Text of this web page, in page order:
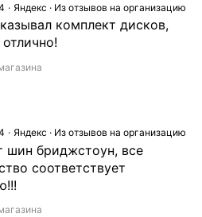
Яндекс · Из отзывов на организацию
комплект дисков,
Яндекс · Из отзывов на организацию
шин бриджстоун, все
соответствует